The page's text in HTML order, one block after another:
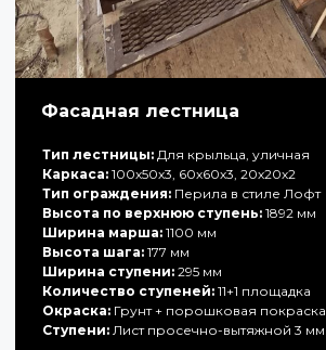
Фасадная лестница
Тип лестницы: Для крыльца, уличная
Каркаса: 100х50х3, 60х60х3, 20х20х2
Тип ограждения: Перила в стиле Лофт
Высота по верхнюю ступень: 1892 мм
Ширина марша: 1100 мм
Высота шага: 177 мм
Ширина ступени: 295 мм
Количество ступеней: 11+1 площадка
Окраска: Грунт + порошковая покраска
Ступени: Лист просечно-вытяжной 3 мм